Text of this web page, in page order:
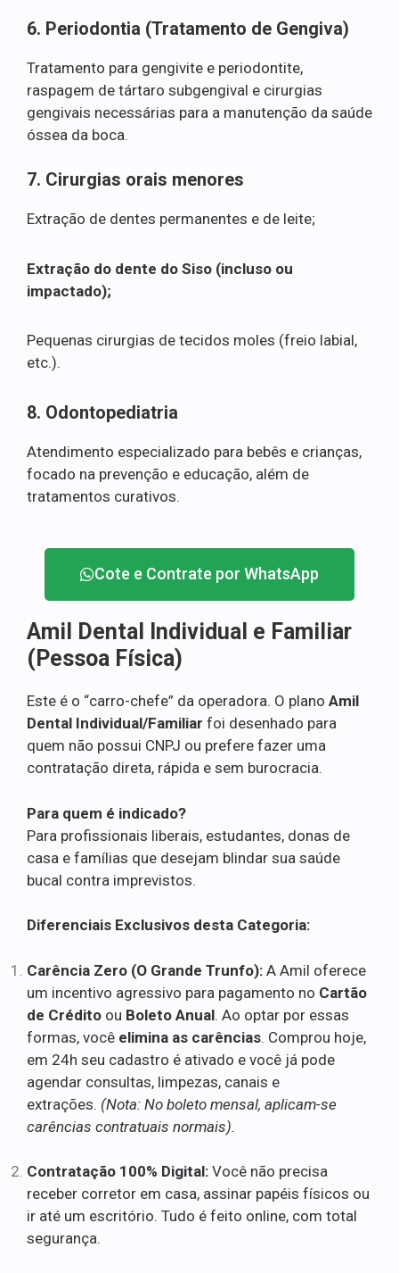
6. Periodontia (Tratamento de Gengiva)
Tratamento para gengivite e periodontite,
raspagem de tártaro subgengival e cirurgias
gengivais necessárias para a manutenção da saúde
óssea da boca.
7. Cirurgias orais menores
Extração de dentes permanentes e de leite;
Extração do dente do Siso (incluso ou
impactado);
Pequenas cirurgias de tecidos moles (freio labial,
etc.).
8. Odontopediatria
Atendimento especializado para bebês e crianças,
focado na prevenção e educação, além de
tratamentos curativos.
Cote e Contrate por WhatsApp
Amil Dental Individual e Familiar
(Pessoa Física)
Este é o “carro-chefe” da operadora. O plano Amil
Dental Individual/Familiar foi desenhado para
quem não possui CNPJ ou prefere fazer uma
contratação direta, rápida e sem burocracia.
Para quem é indicado?
Para profissionais liberais, estudantes, donas de
casa e famílias que desejam blindar sua saúde
bucal contra imprevistos.
Diferenciais Exclusivos desta Categoria:
Carência Zero (O Grande Trunfo): A Amil oferece
um incentivo agressivo para pagamento no Cartão
de Crédito ou Boleto Anual. Ao optar por essas
formas, você elimina as carências. Comprou hoje,
em 24h seu cadastro é ativado e você já pode
agendar consultas, limpezas, canais e
extrações. (Nota: No boleto mensal, aplicam-se
carências contratuais normais).
Contratação 100% Digital: Você não precisa
receber corretor em casa, assinar papéis físicos ou
ir até um escritório. Tudo é feito online, com total
segurança.